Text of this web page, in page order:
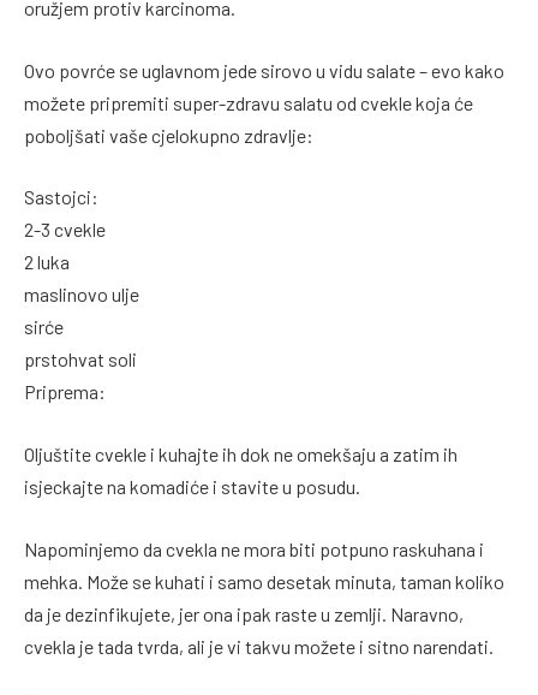
oružjem protiv karcinoma.
Ovo povrće se uglavnom jede sirovo u vidu salate – evo kako
možete pripremiti super-zdravu salatu od cvekle koja će
poboljšati vaše cjelokupno zdravlje:
Sastojci:
2-3 cvekle
2 luka
maslinovo ulje
sirće
prstohvat soli
Priprema:
Oljuštite cvekle i kuhajte ih dok ne omekšaju a zatim ih
isjeckajte na komadiće i stavite u posudu.
Napominjemo da cvekla ne mora biti potpuno raskuhana i
mehka. Može se kuhati i samo desetak minuta, taman koliko
da je dezinfikujete, jer ona ipak raste u zemlji. Naravno,
cvekla je tada tvrda, ali je vi takvu možete i sitno narendati.